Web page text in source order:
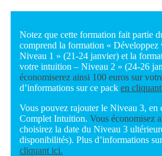
Notez que cette formation fait partie
comprend la formation «
Niveau 1 » (21-24 janvier) et la
votre intuition – Niveau 2 » (24-26
économiserez ainsi 100 euros sur
d’informations sur ce pack en
Vous pouvez rajouter le Niveau 3, en
Complet Intuition. Vous économisez
choisirez la date du Niveau 3
disponibilités). Plus d’informations
cliquant ici.